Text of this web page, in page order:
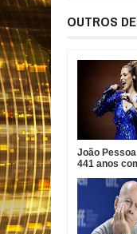
OUTROS
João
441 anos
da Mata,
e Fábio Jr.